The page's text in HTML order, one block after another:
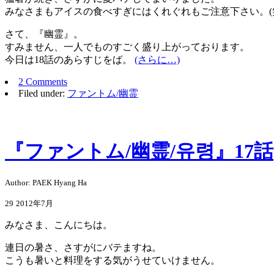
みなさまもアイスの食べすぎにはくれぐれもご注意下さい。(
さて、『幽霊』。
すみません、一人でものすごく盛り上がっております。
今日は18話のあらすじをば。 (さらに…)
2 Comments
Filed under: ファントム/幽霊
『ファントム/幽霊/유령』17話
Author: PAEK Hyang Ha
29 2012年7月
みなさま、こんにちは。
連日の暑さ、さすがにバテますね。
こうも暑いと料理をする気がうせていけません。